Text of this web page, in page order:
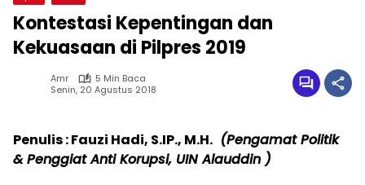
Headlines,
News
Today
Kontestasi Kepentingan dan
Kekuasaan di Pilpres 2019
Amr
5 Min Baca
Senin, 20 Agustus 2018
Penulis : Fauzi Hadi, S.IP., M.H. (Pengamat Politik
& Penggiat Anti Korupsi, UIN Alauddin )